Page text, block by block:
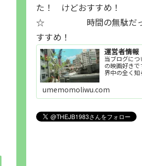
た！ けどおすすめ！
☆ 時間の無駄だっ
すすめ！
運営者情報
当ブログに
の映画好き
界中の全く知
世界知らな
好きで映画
見られれば
umemomoliwu.com